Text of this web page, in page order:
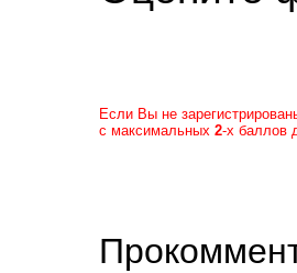
Если Вы не
с максимальных 2-х баллов